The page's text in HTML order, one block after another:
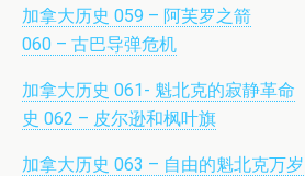
加拿大历史 059 – 阿芙罗之箭
060 – 古巴导弹危机
加拿大历史 061- 魁北克的寂静革命
史 062 – 皮尔逊和枫叶旗
加拿大历史 063 – 自由的魁北克万岁